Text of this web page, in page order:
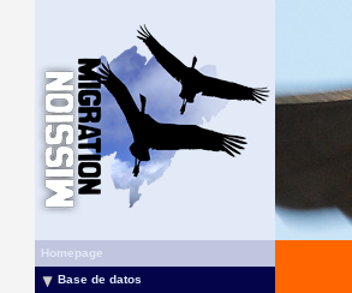
Homepage
Base de datos